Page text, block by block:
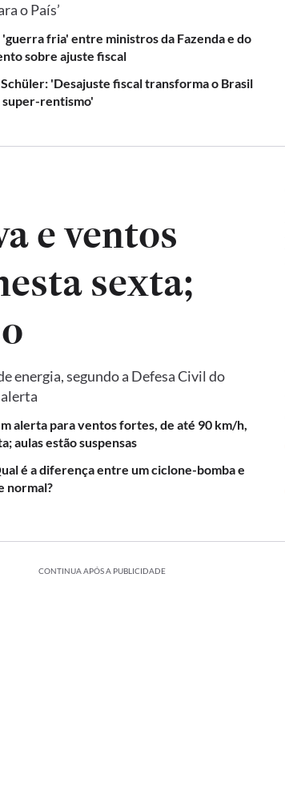
o País’
'guerra fria' entre ministros da Fazenda e do
sobre ajuste fiscal
'Desajuste fiscal transforma o Brasil
super-rentismo'
e ventos
sexta;
energia, segundo a Defesa Civil do
alerta para ventos fortes, de até 90 km/h,
aulas estão suspensas
é a diferença entre um ciclone-bomba e
normal?
CONTINUA APÓS A PUBLICIDADE